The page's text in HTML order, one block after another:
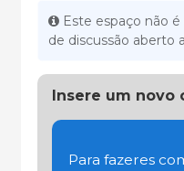
Este espaço não
de discussão aberto
Insere um novo
Para fazeres